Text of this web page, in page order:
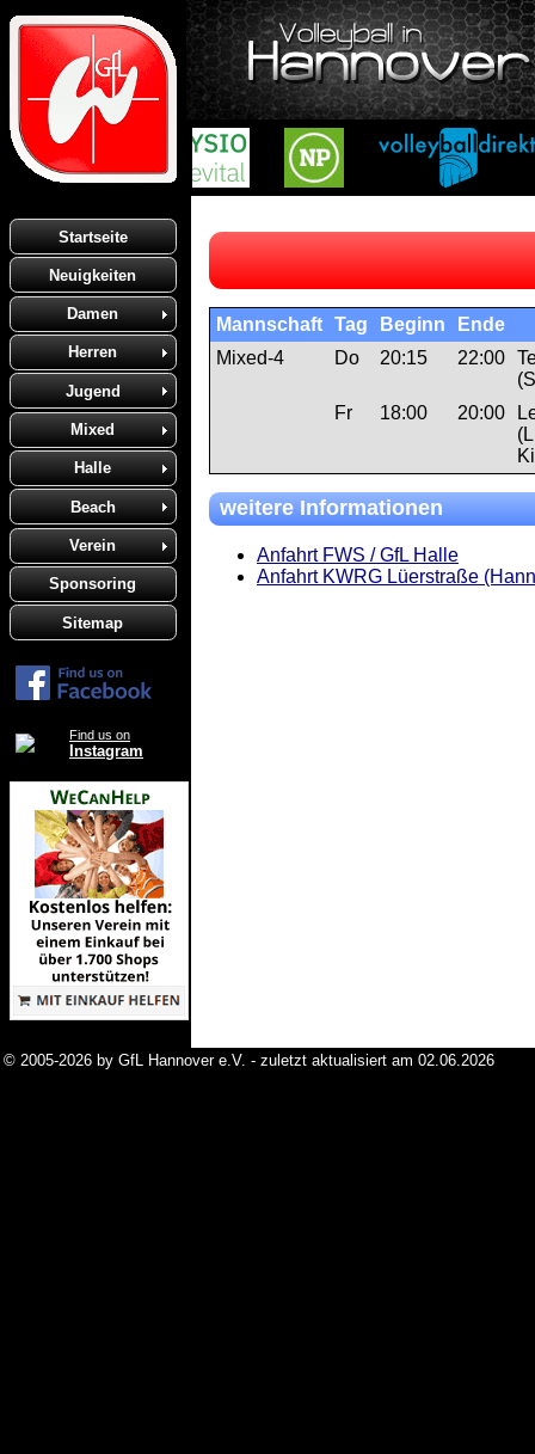
Startseite
Neuigkeiten
Damen
Herren
Jugend
Mixed
Halle
Beach
Verein
Sponsoring
Sitemap
Find us on
Instagram
Mannschaft Tag Beginn
Ende
Mixed-4
Do 20:15 22:00
Fr
18:00 20:00
weitere Informationen
Anfahrt FWS / GfL Halle
Anfahrt KWRG Lüerstraße
© 2005-2026 by GfL Hannover e.V. - zuletzt aktualisiert am 02.06.2026